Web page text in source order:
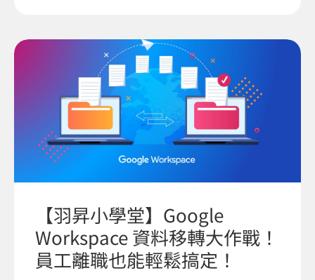
【羽昇小學堂】Google
Workspace 資料移轉大作戰！
員工離職也能輕鬆搞定！